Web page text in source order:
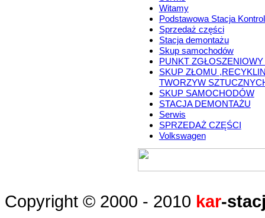
Witamy
Podstawowa Stacja
Sprzedaż części
Stacja demontażu
Skup samochodów
PUNKT
SKUP ZŁOMU
TWORZYW
SKUP SAMOCHODÓW
STACJA DEMONTAŻU
Serwis
SPRZEDAŻ CZĘŚCI
Volkswagen
Copyright © 2000 - 2010 kar-